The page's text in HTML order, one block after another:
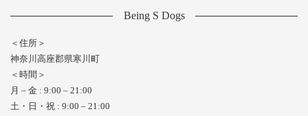
Being S Dogs
＜住所＞
神奈川高座郡県寒川町
＜時間＞
月 – 金 : 9:00 – 21:00
土・日・祝 : 9:00 – 21:00